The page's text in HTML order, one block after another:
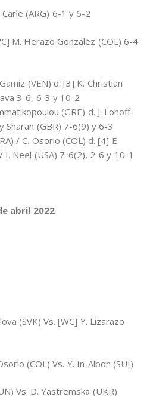
(ARG) 6-1 y 6-2
M. Herazo Gonzalez (COL) 6-4
(VEN) d. [3] K. Christian
3-6, 6-3 y 10-2
(GRE) d. J. Lohoff
Sharan (GBR) 7-6(9) y 6-3
/ C. Osorio (COL) d. [4] E.
I. Neel (USA) 7-6(2), 2-6 y 10-1
abril 2022
(SVK) Vs. [WC] Y. Lizarazo
(COL) Vs. Y. In-Albon (SUI)
Vs. D. Yastremska (UKR)